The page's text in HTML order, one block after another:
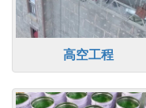
高空工程